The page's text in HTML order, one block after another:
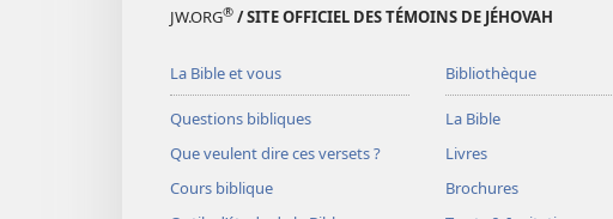
JW.ORG® / SITE OFFICIEL DES TÉMOINS DE JÉHOVAH
La Bible et vous
Questions bibliques
Que veulent dire ces versets ?
Cours biblique
Bibliothèque
La Bible
Livres
Brochures